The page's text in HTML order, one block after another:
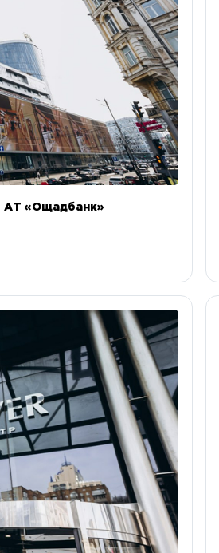
АТ «Ощадбанк»